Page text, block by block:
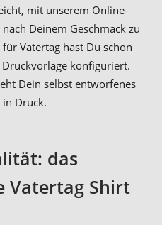
mit unserem Online-
Deinem Geschmack zu
Vatertag hast Du schon
konfiguriert.
Dein selbst entworfenes
in Druck.
das
Vatertag Shirt